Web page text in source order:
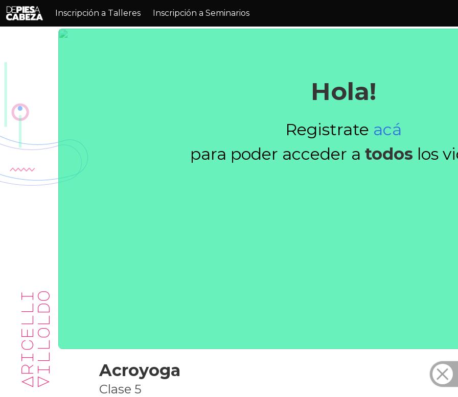
Inscripción a Talleres Inscripción a Seminarios
A
r
i
c
e
l
l
i
V
i
l
l
o
l
do
Hola!
Registrate acá
para poder acceder a todos los
Acroyoga
Clase 5